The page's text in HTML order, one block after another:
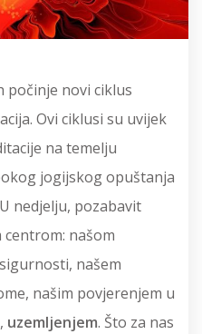
počinje novi ciklus
Ovi ciklusi su uvijek
na temelju
jogijskog opuštanja
nedjelju, pozabavit
našom
našem
našim povjerenjem u
uzemljenjem. Što za nas